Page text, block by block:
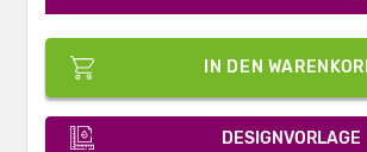
IN DEN
DESIGNVORLAGE